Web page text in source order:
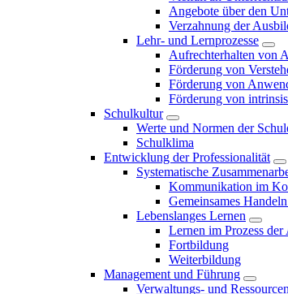
Angebote über den
Verzahnung der
Lehr- und Lernprozesse
Aufrechterhalten von
Förderung von
Förderung von
Förderung von
Schulkultur
Werte und Normen der
Schulklima
Entwicklung der Professionalität
Systematische
Kommunikation im
Gemeinsames
Lebenslanges Lernen
Lernen im Prozess der
Fortbildung
Weiterbildung
Management und Führung
Verwaltungs- und